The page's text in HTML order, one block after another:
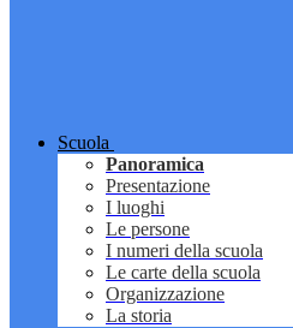
Scuola
Panoramica
Presentazione
I luoghi
Le persone
I numeri della scuola
Le carte della scuola
Organizzazione
La storia